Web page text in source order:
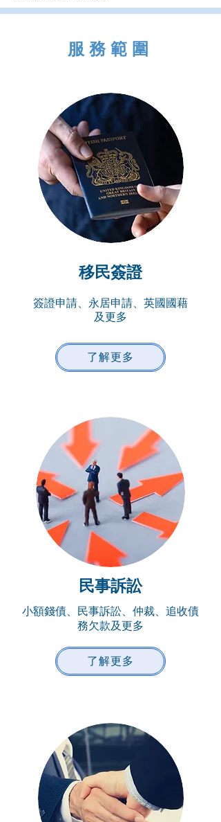
​服務範圍
移民簽證
簽證申請、永居申請、英國國藉
及更多
了解更多
民事訴訟
小額錢債、民事訴訟、仲裁、追收債
務欠款及更多
了解更多